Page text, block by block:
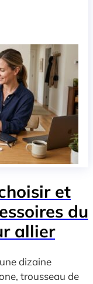
et
du
allier
dizaine
trousseau de